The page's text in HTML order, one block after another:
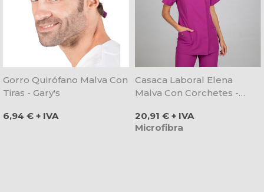
Gorro Quirófano Malva Con
Tiras - Gary's
Precio
6,94 € + IVA
Casaca Laboral Elena
Malva Con Corchetes -
Precio
20,91 € + IVA
Microfibra